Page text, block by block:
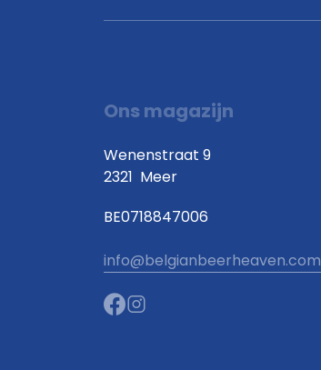
Ons magazijn
Wenenstraat 9
2321 Meer
BE0718847006
info@belgianbeerheaven.com